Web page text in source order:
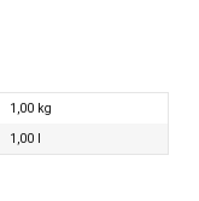
1,00 kg
1,00 l